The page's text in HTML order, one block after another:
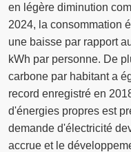
en légère diminution
2024, la consommation
une baisse par rapport
kWh par personne. De
carbone par habitant a
record enregistré en
d'énergies propres est
demande d'électricité
accrue et le